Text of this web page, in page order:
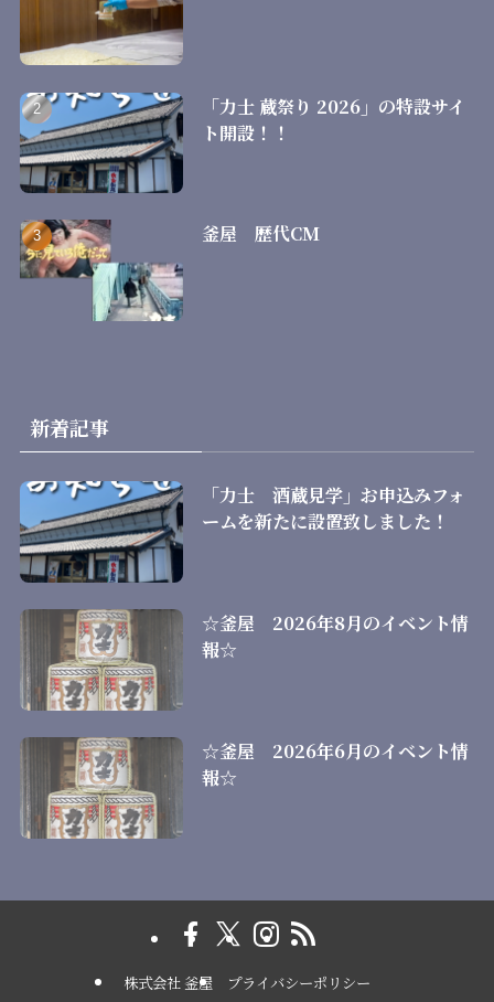
「力士 蔵祭り 2026」の特設サイ
ト開設！！
釜屋 歴代CM
新着記事
「力士 酒蔵見学」お申込みフォ
ームを新たに設置致しました！
☆釜屋 2026年8月のイベント情
報☆
☆釜屋 2026年6月のイベント情
報☆
株式会社 釜屋 プライバシーポリシー